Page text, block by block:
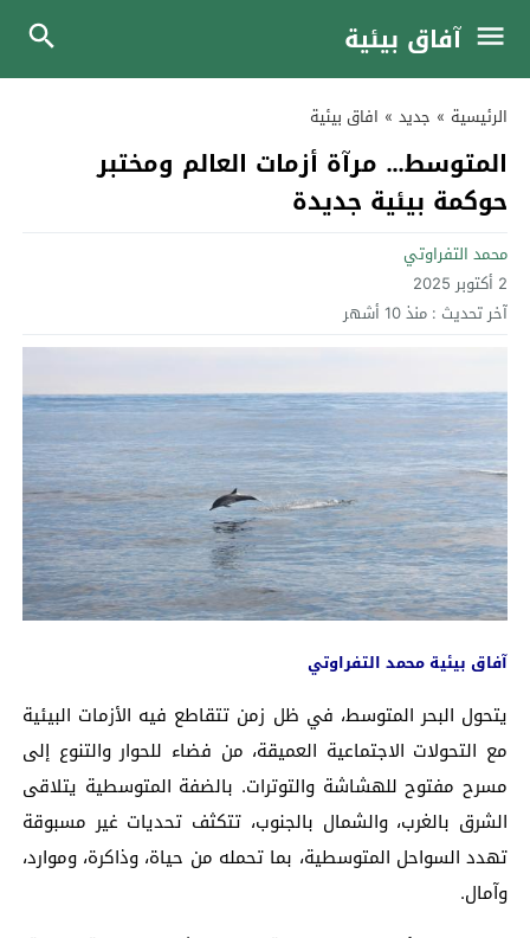
آفاق بيئية
الرئيسية » جديد » افاق بيئية
المتوسط… مرآة أزمات العالم ومختبر
حوكمة بيئية جديدة
محمد التفراوتي
2 أكتوبر 2025
آخر تحديث : منذ 10 أشهر
آفاق بيئية محمد التفراوتي
يتحول البحر المتوسط، في ظل زمن تتقاطع فيه الأزمات البيئية
مع التحولات الاجتماعية العميقة، من فضاء للحوار والتنوع إلى
مسرح مفتوح للهشاشة والتوترات. بالضفة المتوسطية يتلاقى
الشرق بالغرب، والشمال بالجنوب، تتكثف تحديات غير مسبوقة
تهدد السواحل المتوسطية، بما تحمله من حياة، وذاكرة، وموارد،
وآمال.